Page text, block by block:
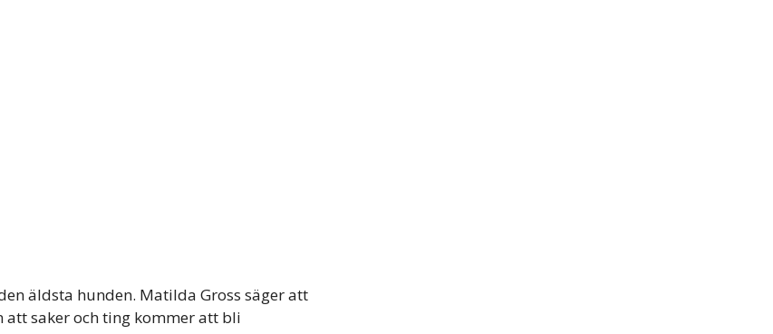
äldsta hunden. Matilda Gross säger att
saker och ting kommer att bli